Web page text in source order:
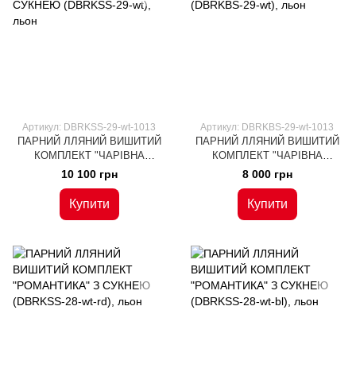
Артикул: DBRKSS-29-wt-1013
ПАРНИЙ ЛЛЯНИЙ ВИШИТИЙ
КОМПЛЕКТ "ЧАРІВНА
СТИХІЯ" З СУКНЕЮ (DBRKSS-
29-wt), льон
10 100 грн
Купити
Артикул: DBRKBS-29-wt-1013
ПАРНИЙ ЛЛЯНИЙ ВИШИТИЙ
КОМПЛЕКТ "ЧАРІВНА
СТИХІЯ" (DBRKBS-29-wt), льон
8 000 грн
Купити